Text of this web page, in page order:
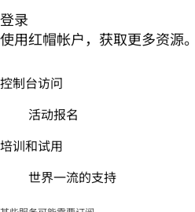
登录
使用红帽帐户，获取更多资源。
控制台访问
活动报名
培训和试用
世界一流的支持